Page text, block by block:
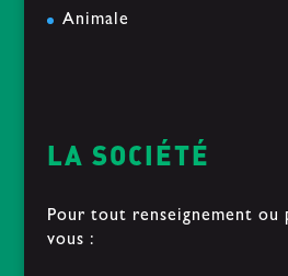
Animale
LA SOCIÉTÉ
Pour tout renseignement ou
vous :